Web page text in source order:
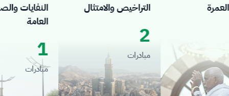
النفايات
العامة
1
مبادرات
التراخيص والامتثال
2
مبادرات